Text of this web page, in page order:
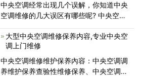
中央空调经常出现几个误解，你知道中央
空调维修的几大误区有哪些呢? 中央空调
维修的几大误区,中央空调维修麻烦吗?下
面我们一起来看看吧...
大型中央空调维修保养内容,专业中央空
调上门维修
中央空调维修维护保养內容：中央空调调
养维护保养查验性维修保养、中央空调清